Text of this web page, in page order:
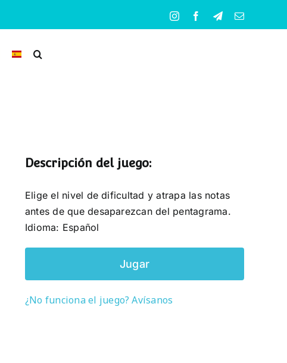
InstagramFacebookTelegramCorreo
Descripción del juego:
Elige el nivel de dificultad y atrapa las notas
antes de que desaparezcan del pentagrama.
Idioma: Español
Jugar
¿No funciona el juego? Avísanos